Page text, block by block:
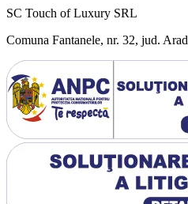
SC Touch of Luxury SRL
Comuna Fantanele, nr. 32, jud. Arad